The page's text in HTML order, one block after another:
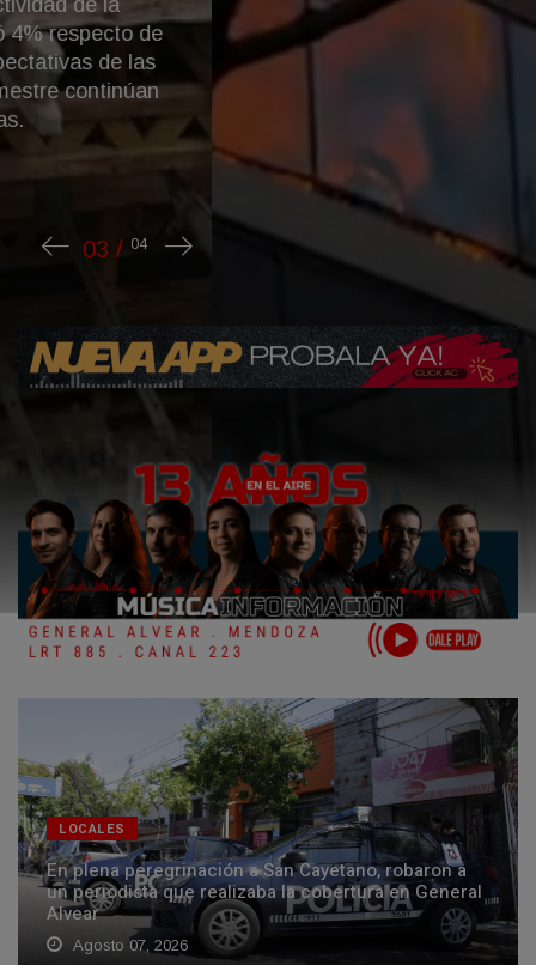
El fuego se inició en el piso 3 y todavía no
lograron apagar las llamas. Trabajan los
bomberos y el SAME en el lugar.
LOCALES
En plena peregrinación a San Cayetano, robaron a
un periodista que realizaba la cobertura en General
Alvear
Agosto 07, 2026